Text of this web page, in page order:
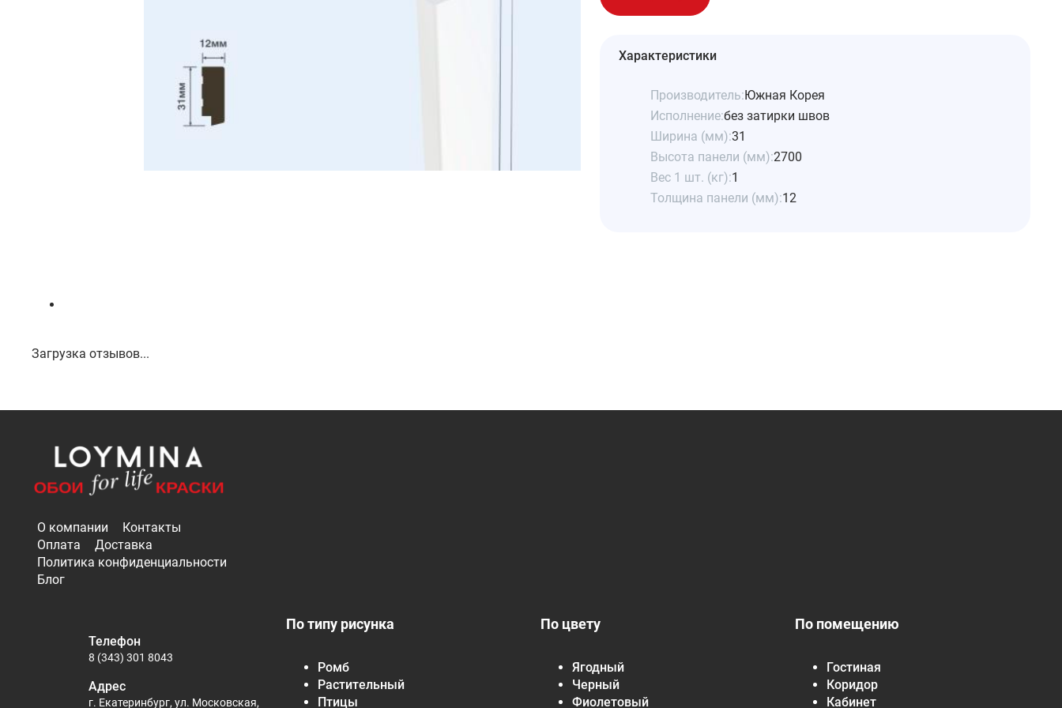
Характеристики
Производитель:Южная Корея
Исполнение:без затирки швов
Ширина (мм):31
Высота панели (мм):2700
Вес 1 шт. (кг):1
Толщина панели (мм):12
Загрузка отзывов...
О компании
Контакты
Оплата
Доставка
Политика конфиденциальности
Блог
По типу рисунка
Ромб
Растительный
Птицы
По цвету
Ягодный
Черный
Фиолетовый
По помещению
Гостиная
Коридор
Кабинет
Телефон
8 (343) 301 8043
Адрес
г. Екатеринбург, ул. Московская,